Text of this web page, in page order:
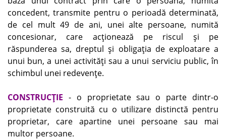
concedent, transmite pentru o perioadă determinată,
de cel mult 49 de ani, unei alte persoane, numită
concesionar, care acţionează pe riscul şi pe
răspunderea sa, dreptul şi obligaţia de exploatare a
unui bun, a unei activităţi sau a unui serviciu public, în
schimbul unei redevenţe.
CONSTRUCŢIE - o proprietate sau o parte dintr-o
proprietate construită cu o utilizare distinctă pentru
proprietar, care apartine unei persoane sau mai
multor persoane.